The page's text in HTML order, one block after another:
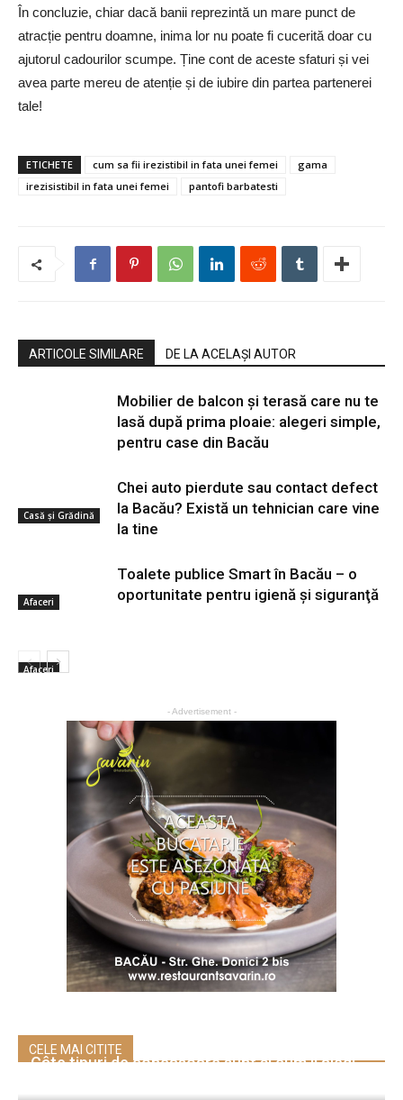
În concluzie, chiar dacă banii reprezintă un mare punct de
atracție pentru doamne, inima lor nu poate fi cucerită doar cu
ajutorul cadourilor scumpe. Ține cont de aceste sfaturi și vei
avea parte mereu de atenție și de iubire din partea partenerei
tale!
ETICHETE cum sa fii irezistibil in fata unei femei
gama
irezisistibil in fata unei femei
pantofi barbatesti
ARTICOLE SIMILARE DE LA ACELAȘI AUTOR
Casă şi Grădină
Mobilier de balcon și terasă care nu te
lasă după prima ploaie: alegeri simple,
pentru case din Bacău
Afaceri
Chei auto pierdute sau contact defect
la Bacău? Există un tehnician care vine
la tine
Afaceri
Toalete publice Smart în Bacău – o
oportunitate pentru igienă şi siguranţă
- Advertisement -
CELE MAI CITITE
Câte tipuri de concasoare sunt și cum îl alegi